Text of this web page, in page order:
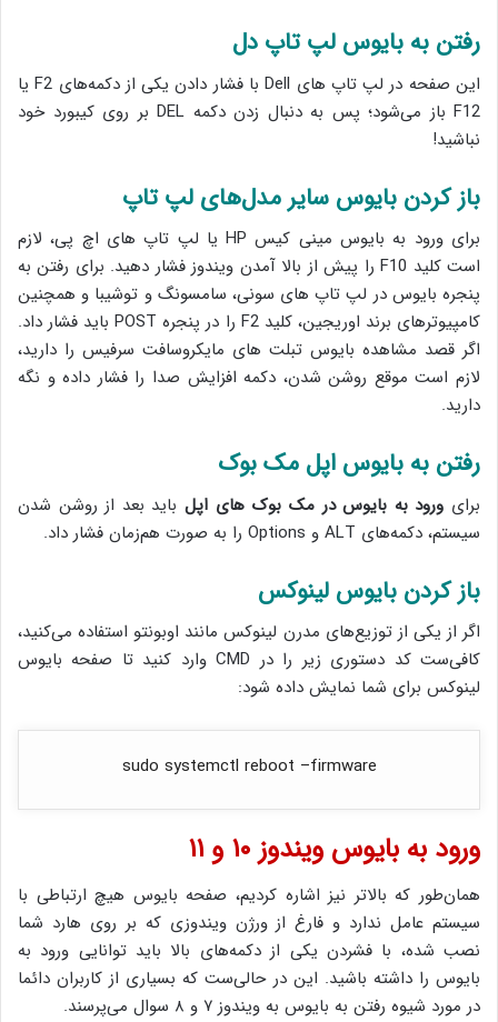
رفتن به بایوس لپ تاپ دل
این صفحه در لپ تاپ های Dell با فشار دادن یکی از دکمه‌های F2 یا
F12 باز می‌شود؛ پس به دنبال زدن دکمه DEL بر روی کیبورد خود
نباشید!
باز کردن بایوس سایر مدل‌های لپ تاپ
برای ورود به بایوس مینی کیس HP یا لپ تاپ های اچ پی، لازم
است کلید F10 را پیش از بالا آمدن ویندوز فشار دهید. برای رفتن به
پنجره بایوس در لپ تاپ های سونی، سامسونگ و توشیبا و همچنین
کامپیوترهای برند اوریجین، کلید F2 را در پنجره POST باید فشار داد.
اگر قصد مشاهده بایوس تبلت های مایکروسافت سرفیس را دارید،
لازم است موقع روشن شدن، دکمه افزایش صدا را فشار داده و نگه
دارید.
رفتن به بایوس اپل مک بوک
برای ورود به بایوس در مک بوک های اپلباید بعد از روشن شدن
سیستم، دکمه‌های ALT و Options را به صورت هم‌زمان فشار داد.
باز کردن بایوس لینوکس
اگر از یکی از توزیع‌های مدرن لینوکس مانند اوبونتو استفاده می‌کنید،
کافی‌ست کد دستوری زیر را در CMD وارد کنید تا صفحه بایوس
لینوکس برای شما نمایش داده شود:
sudo systemctl reboot –firmware
ورود به بایوس ویندوز ۱۰ و ۱۱
همان‌طور که بالاتر نیز اشاره کردیم، صفحه بایوس هیچ ارتباطی با
سیستم عامل ندارد و فارغ از ورژن ویندوزی که بر روی هارد شما
نصب شده، با فشردن یکی از دکمه‌های بالا باید توانایی ورود به
بایوس را داشته باشید. این در حالی‌ست که بسیاری از کاربران دائما
در مورد شیوه رفتن به بایوس به ویندوز ۷ و ۸ سوال می‌پرسند.